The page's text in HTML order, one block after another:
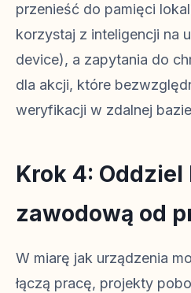
przenieść do pamięci
korzystaj z inteligencji na
device), a zapytania do
dla akcji, które
weryfikacji w zdalnej
Krok 4:
zawodową od
W miarę jak urządzenia
łączą pracę, projekty